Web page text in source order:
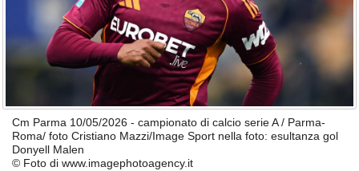
Cm Parma 10/05/2026 - campionato di calcio serie A / Parma-
Roma/ foto Cristiano Mazzi/Image Sport nella foto: esultanza gol
Donyell Malen
© Foto di www.imagephotoagency.it